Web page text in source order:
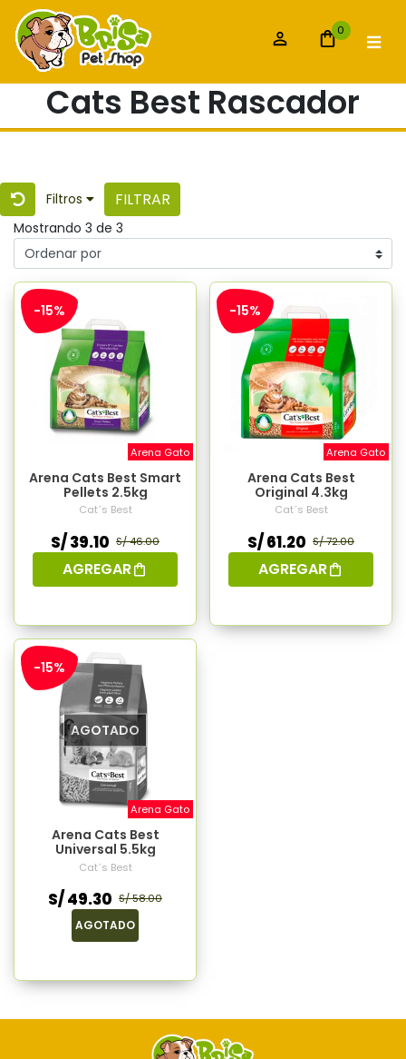
0
Cats Best Rascador
Filtros FILTRAR
Mostrando 3 de 3
-15%
Arena Gato
Arena Cats Best Smart
Pellets 2.5kg
Cat´s Best
S/ 46.00
S/ 39.10
AGREGAR
-15%
Arena Gato
Arena Cats Best
Original 4.3kg
Cat´s Best
S/ 72.00
S/ 61.20
AGREGAR
-15%
Arena Gato
AGOTADO
Arena Cats Best
Universal 5.5kg
Cat´s Best
S/ 58.00
S/ 49.30
AGOTADO